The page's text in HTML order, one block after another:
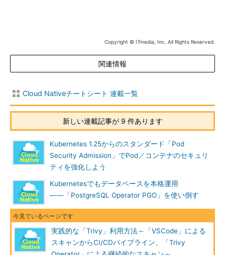
Copyright © ITmedia, Inc. All Rights Reserved.
関連情報
Cloud Nativeチートシート 連載一覧
新しい連載記事が 9 件あります
Kubernetes 1.25からのスタンダード「Pod
Security Admission」でPod／コンテナのセキュリ
ティを強化しよう
Kubernetesでもデータベースを本格運用
――「PostgreSQL Operator PGO」を使い倒す
実践的な「Trivy」利用方法～「VSCode」による
スキャンからCI/CDパイプライン、「Trivy